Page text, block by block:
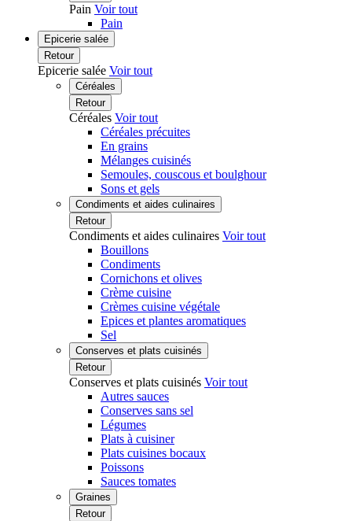
Pain Voir tout
Pain
Epicerie salée
Retour
Epicerie salée Voir tout
Céréales
Retour
Céréales Voir tout
Céréales précuites
En grains
Mélanges cuisinés
Semoules, couscous et boulghour
Sons et gels
Condiments et aides culinaires
Retour
Condiments et aides culinaires Voir tout
Bouillons
Condiments
Cornichons et olives
Crème cuisine
Crèmes cuisine végétale
Epices et plantes aromatiques
Sel
Conserves et plats cuisinés
Retour
Conserves et plats cuisinés Voir tout
Autres sauces
Conserves sans sel
Légumes
Plats à cuisiner
Plats cuisines bocaux
Poissons
Sauces tomates
Graines
Retour